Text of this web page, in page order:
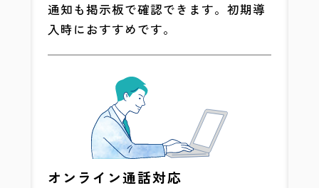
通知も掲示板で確認できます。初期導
入時におすすめです。
オンライン通話対応